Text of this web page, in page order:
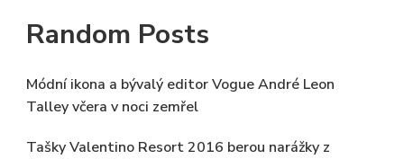
Random Posts
Módní ikona a bývalý editor Vogue André Leon
Talley včera v noci zemřel
Tašky Valentino Resort 2016 berou narážky z